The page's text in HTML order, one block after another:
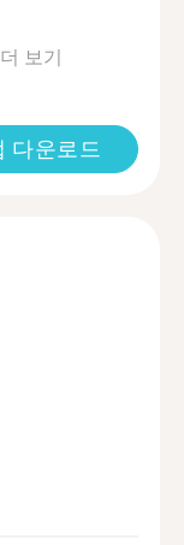
더 보기
다운로드